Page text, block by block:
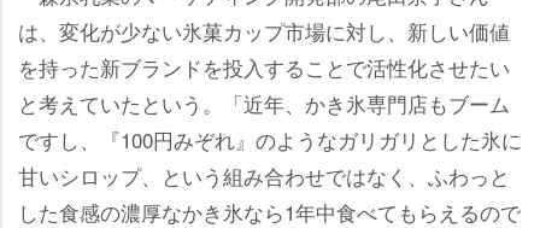
は、変化が少ない氷菓カップ市場に対し、新しい価値
を持った新ブランドを投入することで活性化させたい
と考えていたという。「近年、かき氷専門店もブーム
ですし、『100円みぞれ』のようなガリガリとした氷に
甘いシロップ、という組み合わせではなく、ふわっと
した食感の濃厚なかき氷なら1年中食べてもらえるので